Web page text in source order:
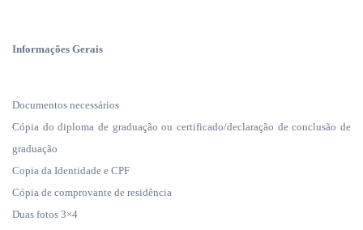
Informações Gerais
Documentos necessários
Cópia do diploma de graduação ou certificado/declaração de conclusão de
graduação
Copia da Identidade e CPF
Cópia de comprovante de residência
Duas fotos 3×4